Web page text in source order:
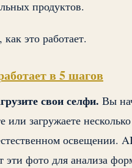
продуктов.
это работает.
в 5 шагов
свои селфи. Вы
или загружаете
освещении.
эти фото для анализа